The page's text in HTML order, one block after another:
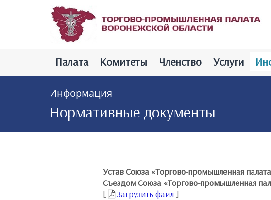
Палатa Комитеты Членство Услуги
Информация
Нормативные документы
Устав Союза «Торгово-промышленная
Съездом Союза «Торгово-промышленная
[
Загрузить файл ]